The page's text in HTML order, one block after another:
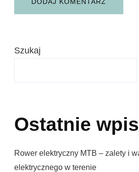
Szukaj
Ostatnie
Rower elektryczny MTB – zalety i
elektrycznego w terenie